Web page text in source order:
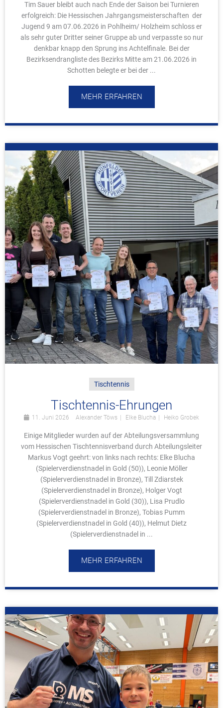
Tim Sauer bleibt auch nach Ende der Saison bei Turnieren
erfolgreich: Die Hessischen Jahrgangsmeisterschaften der
Jugend 9 am 07.06.2026 in Pohlheim/ Holzheim schloss er
als sehr guter Dritter seiner Gruppe ab und verpasste so nur
denkbar knapp den Sprung ins Achtelfinale. Bei der
Bezirksendrangliste des Bezirks Mitte am 21.06.2026 in
Schotten belegte er bei der ...
MEHR ERFAHREN
Tischtennis
Tischtennis-Ehrungen
11. Juni 2026 Alexander Töws Elke Blucha Heiko Grobek
Einige Mitglieder wurden auf der Abteilungsversammlung
vom Hessischen Tischtennisverband durch Abteilungsleiter
Markus Vogt geehrt: von links nach rechts: Elke Blucha
(Spielerverdienstnadel in Gold (50)), Leonie Möller
(Spielerverdienstnadel in Bronze), Till Zdiarstek
(Spielerverdienstnadel in Bronze), Holger Vogt
(Spielerverdienstnadel in Gold (30)), Lisa Prudlo
(Spielerverdienstnadel in Bronze), Tobias Pumm
(Spielerverdienstnadel in Gold (40)), Helmut Dietz
(Spielerverdienstnadel in ...
MEHR ERFAHREN